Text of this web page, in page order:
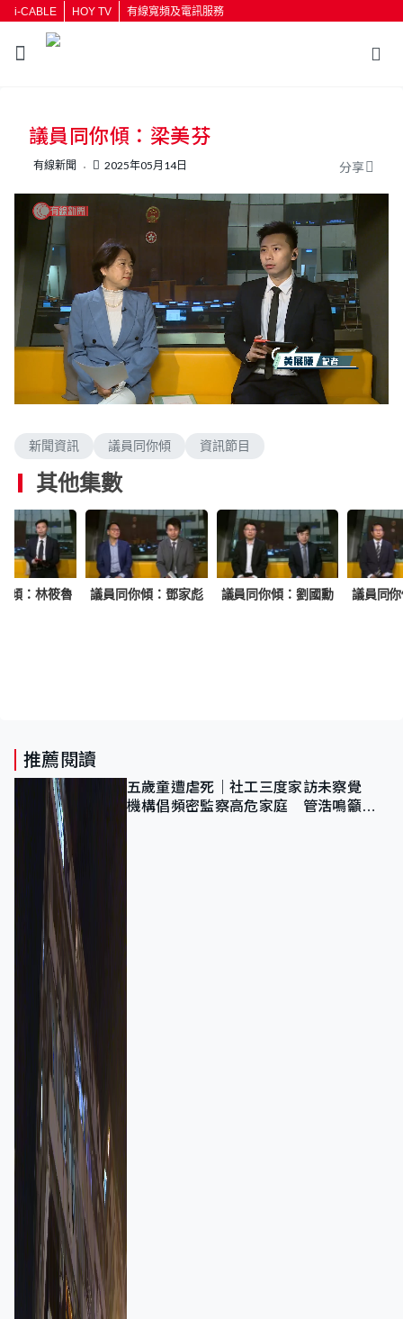
i-CABLE HOY TV 有線寬頻及電訊服務
按輸入鍵開始搜尋
議員同你傾：梁美芬
有線新聞 2025年05月14日 分享
U
n
L
o
d
.
9
%
新聞資訊 議員同你傾 資訊節目
其他集數
傾：林筱魯 議員同你傾：鄧家彪 議員同你傾：劉國勳 議員同
推薦閱讀
五歲童遭虐死｜社工三度家訪未察覺
機構倡頻密監察高危家庭 管浩鳴籲加